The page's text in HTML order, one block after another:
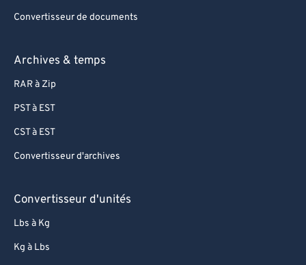
Convertisseur de documents
Archives & temps
RAR à Zip
PST à EST
CST à EST
Convertisseur d'archives
Convertisseur d'unités
Lbs à Kg
Kg à Lbs